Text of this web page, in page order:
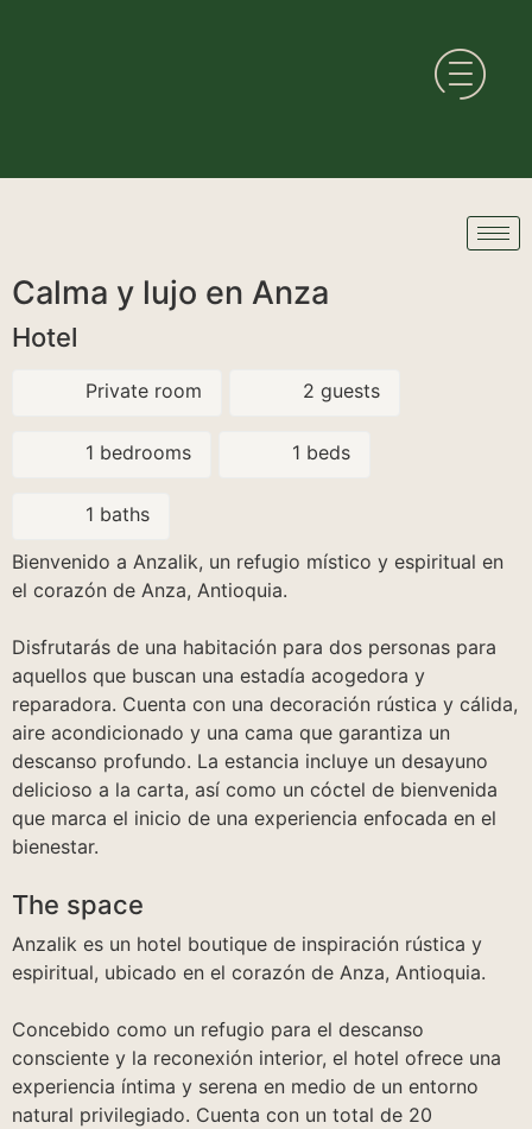
Calma y lujo en Anza
Hotel
Private room 2 guests
1 bedrooms 1 beds
1 baths
Bienvenido a Anzalik, un refugio místico y espiritual en
el corazón de Anza, Antioquia.
Disfrutarás de una habitación para dos personas para
aquellos que buscan una estadía acogedora y
reparadora. Cuenta con una decoración rústica y cálida,
aire acondicionado y una cama que garantiza un
descanso profundo. La estancia incluye un desayuno
delicioso a la carta, así como un cóctel de bienvenida
que marca el inicio de una experiencia enfocada en el
bienestar.
The space
Anzalik es un hotel boutique de inspiración rústica y
espiritual, ubicado en el corazón de Anza, Antioquia.
Concebido como un refugio para el descanso
consciente y la reconexión interior, el hotel ofrece una
experiencia íntima y serena en medio de un entorno
natural privilegiado. Cuenta con un total de 20